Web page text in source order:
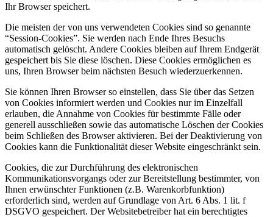
Ihr Browser speichert.
Die meisten der von uns verwendeten Cookies sind so genannte
“Session-Cookies”. Sie werden nach Ende Ihres Besuchs
automatisch gelöscht. Andere Cookies bleiben auf Ihrem Endgerät
gespeichert bis Sie diese löschen. Diese Cookies ermöglichen es
uns, Ihren Browser beim nächsten Besuch wiederzuerkennen.
Sie können Ihren Browser so einstellen, dass Sie über das Setzen
von Cookies informiert werden und Cookies nur im Einzelfall
erlauben, die Annahme von Cookies für bestimmte Fälle oder
generell ausschließen sowie das automatische Löschen der Cookies
beim Schließen des Browser aktivieren. Bei der Deaktivierung von
Cookies kann die Funktionalität dieser Website eingeschränkt sein.
Cookies, die zur Durchführung des elektronischen
Kommunikationsvorgangs oder zur Bereitstellung bestimmter, von
Ihnen erwünschter Funktionen (z.B. Warenkorbfunktion)
erforderlich sind, werden auf Grundlage von Art. 6 Abs. 1 lit. f
DSGVO gespeichert. Der Websitebetreiber hat ein berechtigtes